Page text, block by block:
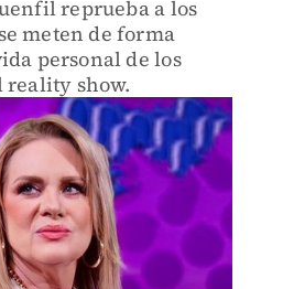
reprueba a los
meten de forma
personal de los
show.